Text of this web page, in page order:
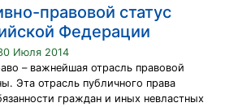
правовой статус
Федерации
Июля 2014
– важнейшая отрасль правовой
Эта отрасль публичного права
граждан и иных невластных